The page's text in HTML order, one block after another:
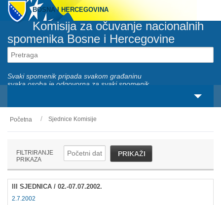
BOSNA I HERCEGOVINA
Komisija za očuvanje nacionalnih
spomenika Bosne i Hercegovine
Svaki spomenik pripada svakom građaninu
svaka osoba je odgovorna za svaki spomenik
O nama
Nacionalni spomenici
Početna Sjednice Komisije
FILTRIRANJE
PRIKAZA
PRIKAŽI
III SJEDNICA / 02.-07.07.2002.
2.7.2002